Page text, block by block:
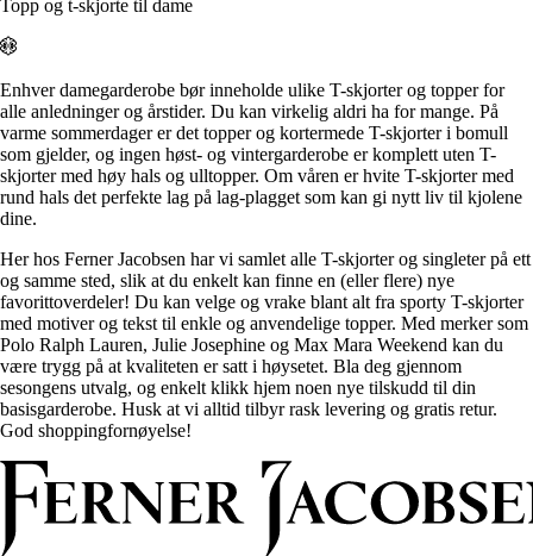
Tilbehør
Tips og triks
Lukk
Alle artikler
Tilbehør
Tips og triks
Målsøm
Lukk
Topp og t-skjorte til dame
Enhver damegarderobe bør inneholde ulike T-skjorter og topper for
alle anledninger og årstider. Du kan virkelig aldri ha for mange. På
varme sommerdager er det topper og kortermede T-skjorter i bomull
som gjelder, og ingen høst- og vintergarderobe er komplett uten T-
skjorter med høy hals og ulltopper. Om våren er hvite T-skjorter med
rund hals det perfekte lag på lag-plagget som kan gi nytt liv til kjolene
dine.
Her hos Ferner Jacobsen har vi samlet alle T-skjorter og singleter på ett
og samme sted, slik at du enkelt kan finne en (eller flere) nye
favorittoverdeler! Du kan velge og vrake blant alt fra sporty T-skjorter
med motiver og tekst til enkle og anvendelige topper. Med merker som
Polo Ralph Lauren, Julie Josephine og Max Mara Weekend kan du
være trygg på at kvaliteten er satt i høysetet. Bla deg gjennom
sesongens utvalg, og enkelt klikk hjem noen nye tilskudd til din
basisgarderobe. Husk at vi alltid tilbyr rask levering og gratis retur.
God shoppingfornøyelse!